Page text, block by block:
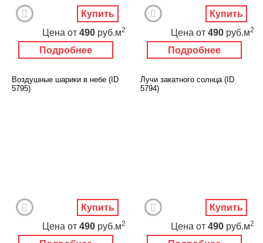
Подробнее
Цена от 490 руб.м2
Купить
Подробнее
Цена от 490 руб.м2
Купить
Воздушные шарики в небе (ID
5795)
Цена от 490 руб.м2
Купить
Лучи закатного солнца (ID
5794)
Цена от 490 руб.м2
Купить